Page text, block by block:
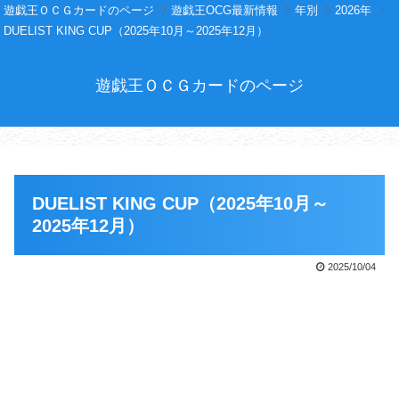
遊戯王ＯＣＧカードのページ 遊戯王OCG最新情報 年別
2026年
DUELIST KING CUP（2025年10月～2025年12月）
遊戯王ＯＣＧカードのページ
DUELIST KING CUP（2025年10月～
2025年12月）
2025/10/04